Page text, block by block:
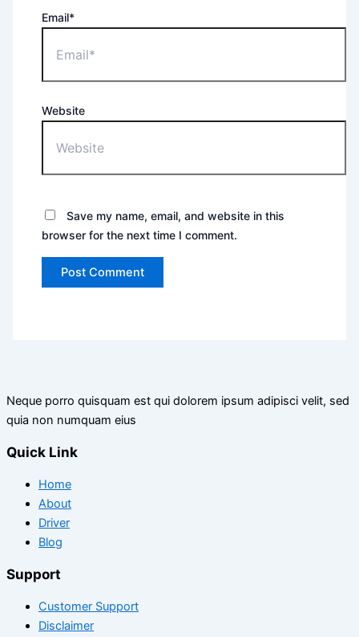
Email*
Website
Save my name, email, and website in this
browser for the next time I comment.
Neque porro quisquam est qui dolorem ipsum adipisci velit, sed
quia non numquam eius
Quick Link
Home
About
Driver
Blog
Support
Customer Support
Disclaimer